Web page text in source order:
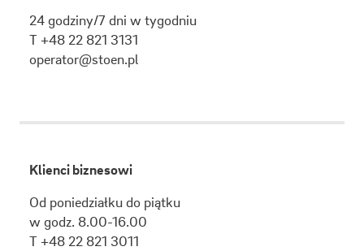
24 godziny/7 dni w tygodniu
T +48 22 821 3131
operator@stoen.pl
Klienci biznesowi
Od poniedziałku do piątku
w godz. 8.00-16.00
T +48 22 821 3011